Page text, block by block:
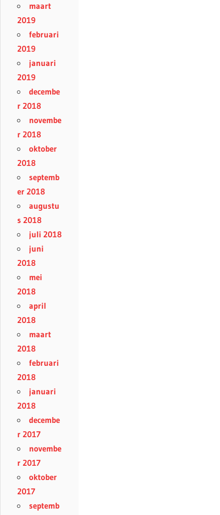
maart
2019
februari
2019
januari
2019
decembe
r 2018
novembe
r 2018
oktober
2018
septemb
er 2018
augustu
s 2018
juli 2018
juni
2018
mei
2018
april
2018
maart
2018
februari
2018
januari
2018
decembe
r 2017
novembe
r 2017
oktober
2017
septemb